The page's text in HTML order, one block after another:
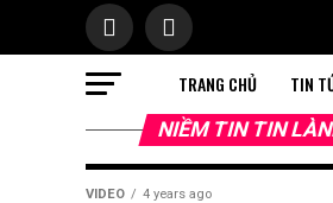
TRANG CHỦ TIN
NIỀM TIN TIN
VIDEO 4 years ago